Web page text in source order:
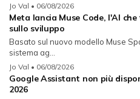
Jo Val • 06/08/2026
Meta lancia Muse Code, l'AI
sullo sviluppo
Basato sul nuovo modello Muse
sistema ag...
Jo Val • 06/08/2026
Google Assistant non più
2026